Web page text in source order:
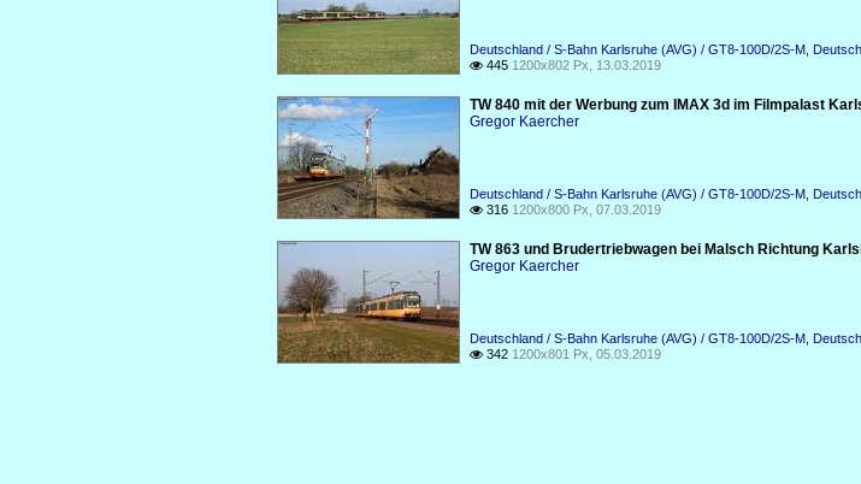
Deutschland / S-Bahn Karlsruhe (AVG) / GT8-100D/2S-M
 445 1200x802 Px, 13.03.2019
TW 840 mit der Werbung zum IMAX 3d im Filmpalast
Gregor Kaercher
Deutschland / S-Bahn Karlsruhe (AVG) / GT8-100D/2S-M
 316 1200x800 Px, 07.03.2019
TW 863 und Brudertriebwagen bei Malsch Richtung
Gregor Kaercher
Deutschland / S-Bahn Karlsruhe (AVG) / GT8-100D/2S-M
 342 1200x801 Px, 05.03.2019